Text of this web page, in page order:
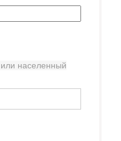
или населенный